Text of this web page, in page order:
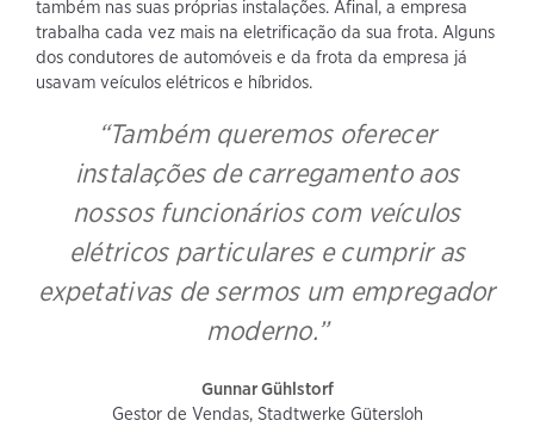
também nas suas próprias instalações. Afinal, a empresa
trabalha cada vez mais na eletrificação da sua frota. Alguns
dos condutores de automóveis e da frota da empresa já
usavam veículos elétricos e híbridos.
“Também queremos oferecer
instalações de carregamento aos
nossos funcionários com veículos
elétricos particulares e cumprir as
expetativas de sermos um empregador
moderno.”
Gunnar Gühlstorf
Gestor de Vendas, Stadtwerke Gütersloh